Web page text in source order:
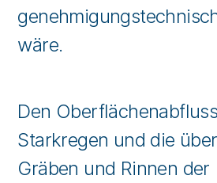
wäre.
Den
Starkregen und die
Gräben und Rinnen der